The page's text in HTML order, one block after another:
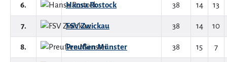
6. Hansa Rostock 38 14 13
7. FSV Zwickau 38 14 10
8. Preußen Münster 38 15 7